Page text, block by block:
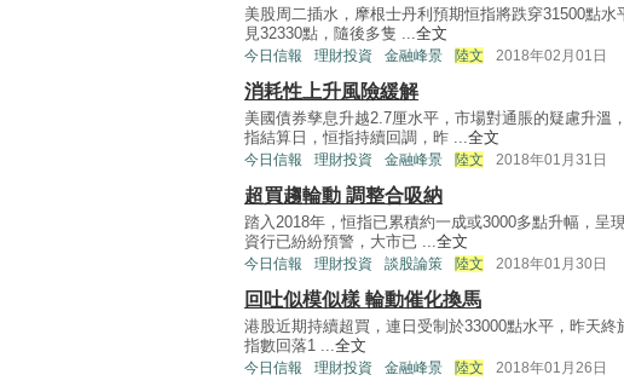
美股周二插水，摩根士丹利預期恒指將跌穿31500點
見32330點，隨後多隻 ...全文
今日信報 理財投資 金融峰景 陸文 2018年02月01日
消耗性上升風險緩解
美國債券孳息升越2.7厘水平，市場對通脹的疑慮升溫
指結算日，恒指持續回調，昨 ...全文
今日信報 理財投資 金融峰景 陸文 2018年01月31日
超買趨輪動 調整合吸納
踏入2018年，恒指已累積約一成或3000多點升幅，呈
資行已紛紛預警，大市已 ...全文
今日信報 理財投資 談股論策 陸文 2018年01月30日
回吐似模似樣 輪動催化換馬
港股近期持續超買，連日受制於33000點水平，昨天
指數回落1 ...全文
今日信報 理財投資 金融峰景 陸文 2018年01月26日